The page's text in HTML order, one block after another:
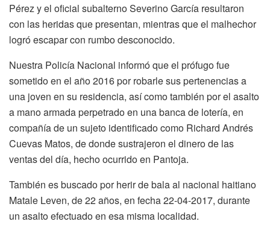
Pérez y el oficial subalterno Severino García resultaron
con las heridas que presentan, mientras que el malhechor
logró escapar con rumbo desconocido.
Nuestra Policía Nacional informó que el prófugo fue
sometido en el año 2016 por robarle sus pertenencias a
una joven en su residencia, así como también por el asalto
a mano armada perpetrado en una banca de lotería, en
compañía de un sujeto identificado como Richard Andrés
Cuevas Matos, de donde sustrajeron el dinero de las
ventas del día, hecho ocurrido en Pantoja.
También es buscado por herir de bala al nacional haitiano
Matale Leven, de 22 años, en fecha 22-04-2017, durante
un asalto efectuado en esa misma localidad.